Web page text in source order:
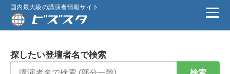
国内最大級の講演者情報サイト
探したい登壇者名で検索